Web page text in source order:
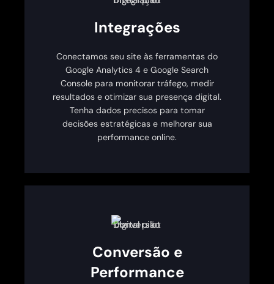
Integrações
Conectamos seu site às ferramentas do
Google Analytics 4 e Google Search
Console para monitorar tráfego, medir
resultados e otimizar sua presença digital.
Tenha dados precisos para tomar
decisões estratégicas e melhorar sua
performance online.
Conversão e
Performance